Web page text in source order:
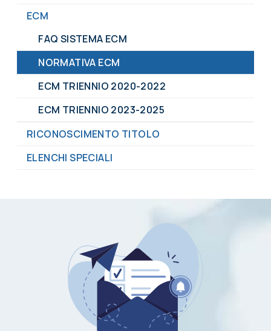
ECM
FAQ SISTEMA ECM
NORMATIVA ECM
ECM TRIENNIO 2020-2022
ECM TRIENNIO 2023-2025
RICONOSCIMENTO TITOLO
ELENCHI SPECIALI